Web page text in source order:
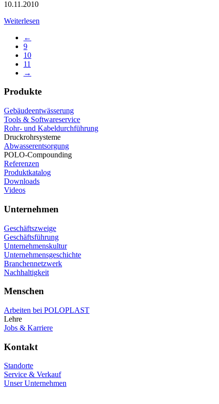
10.11.2010
Weiterlesen
←
9
10
11
→
Produkte
Gebäudeentwässerung
Tools & Softwareservice
Rohr- und Kabeldurchführung
Druckrohrsysteme
Abwasserentsorgung
POLO-Compounding
Referenzen
Produktkatalog
Downloads
Videos
Unternehmen
Geschäftszweige
Geschäftsführung
Unternehmenskultur
Unternehmensgeschichte
Branchennetzwerk
Nachhaltigkeit
Menschen
Arbeiten bei POLOPLAST
Lehre
Jobs & Karriere
Kontakt
Standorte
Service & Verkauf
Unser Unternehmen